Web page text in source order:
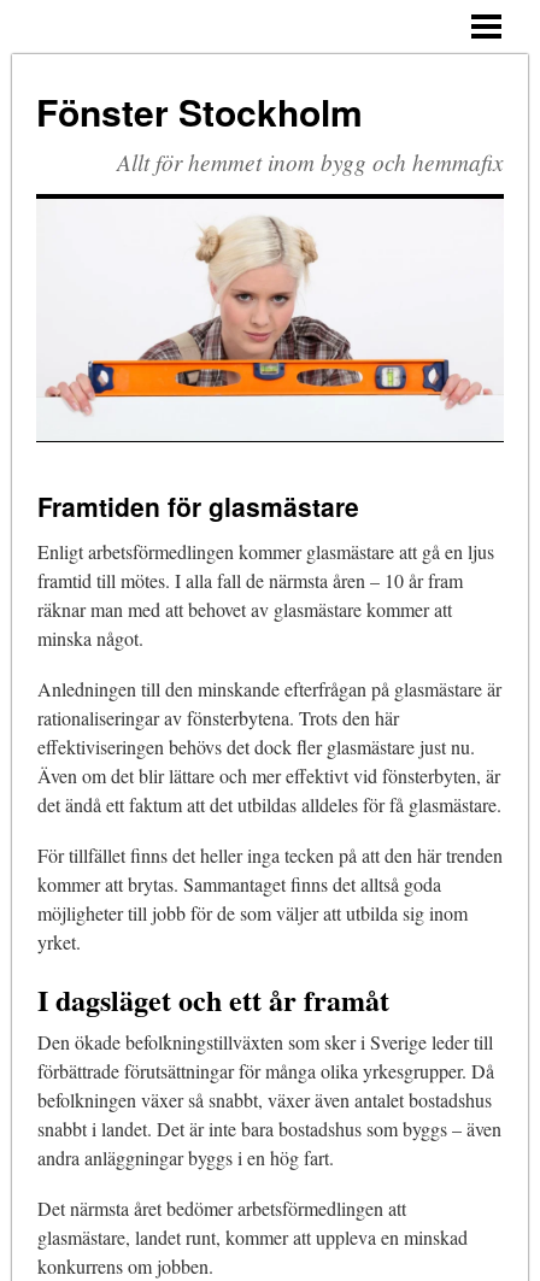
TRÄ OCH ALUMINIUM
Fönster Stockholm
Allt för hemmet inom bygg och hemmafix
Framtiden för glasmästare
Enligt arbetsförmedlingen kommer glasmästare att gå en ljus
framtid till mötes. I alla fall de närmsta åren – 10 år fram
räknar man med att behovet av glasmästare kommer att
minska något.
Anledningen till den minskande efterfrågan på glasmästare är
rationaliseringar av fönsterbytena. Trots den här
effektiviseringen behövs det dock fler glasmästare just nu.
Även om det blir lättare och mer effektivt vid fönsterbyten, är
det ändå ett faktum att det utbildas alldeles för få glasmästare.
För tillfället finns det heller inga tecken på att den här trenden
kommer att brytas. Sammantaget finns det alltså goda
möjligheter till jobb för de som väljer att utbilda sig inom
yrket.
I dagsläget och ett år framåt
Den ökade befolkningstillväxten som sker i Sverige leder till
förbättrade förutsättningar för många olika yrkesgrupper. Då
befolkningen växer så snabbt, växer även antalet bostadshus
snabbt i landet. Det är inte bara bostadshus som byggs – även
andra anläggningar byggs i en hög fart.
Det närmsta året bedömer arbetsförmedlingen att
glasmästare, landet runt, kommer att uppleva en minskad
konkurrens om jobben.